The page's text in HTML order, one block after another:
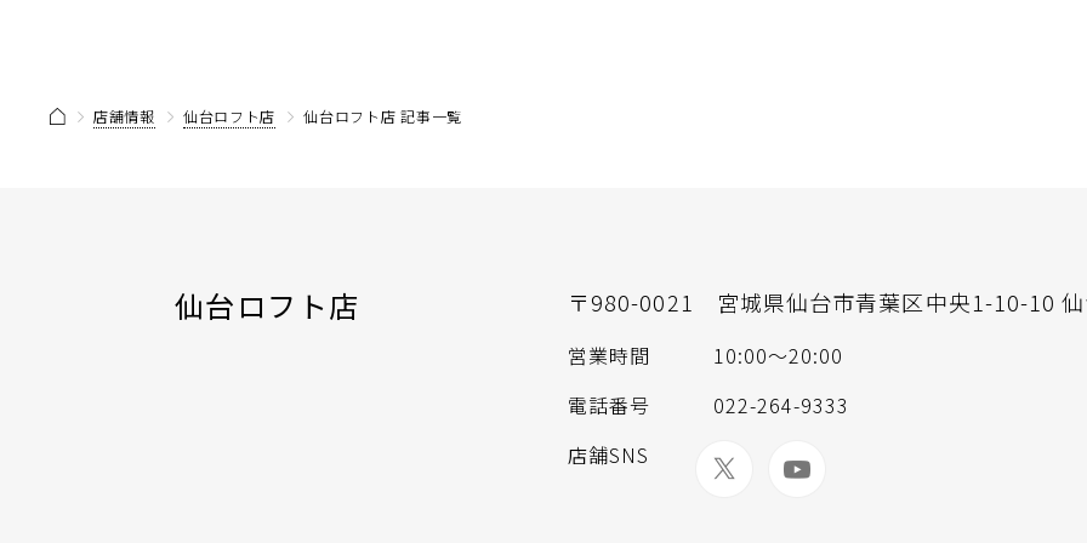
店舗情報 仙台ロフト店 仙台ロフト店 記事一覧
仙台ロフト店 〒980-0021 宮城県仙台市青葉区中央1-10-10
営業時間
10:00〜20:00
電話番号
022-264-9333
店舗SNS